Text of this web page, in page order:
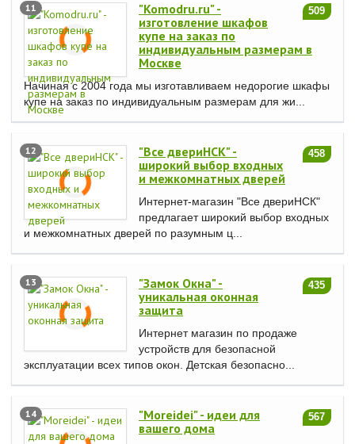
11 509
"Komodru.ru" -
изготовление шкафов
купе на заказ по
индивидуальным размерам в
Москве
Начиная с 2004 года мы изготавливаем недорогие шкафы
купе на заказ по индивидуальным размерам для жи...
12 458
"Все двериНСК" -
широкий выбор входных
и межкомнатных дверей
Интернет-магазин "Все двериНСК"
предлагает широкий выбор входных
и межкомнатных дверей по разумным ц...
13 435
"Замок Окна" -
уникальная оконная
защита
Интернет магазин по продаже
устройств для безопасной
эксплуатации всех типов окон. Детская безопасно...
14 567
"Moreidei" - идеи для
вашего дома